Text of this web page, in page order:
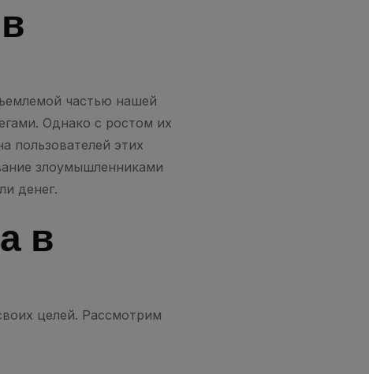
частью нашей
Однако с ростом их
пользователей этих
злоумышленниками
денег.
в
целей. Рассмотрим